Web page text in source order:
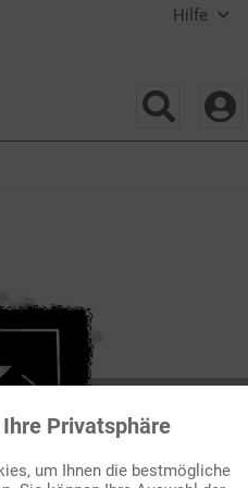
Hilfe
Aktiv
Privatsphäre
um Ihnen die bestmögliche